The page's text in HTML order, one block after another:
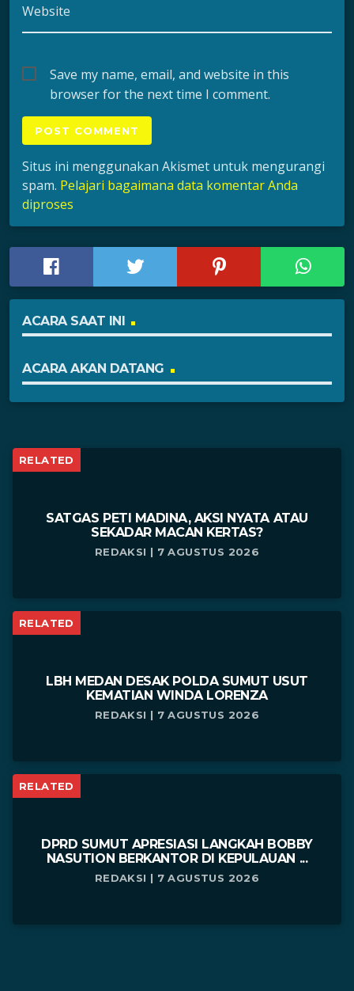
Website
Save my name, email, and website in this
browser for the next time I comment.
Situs ini menggunakan Akismet untuk mengurangi
spam. Pelajari bagaimana data komentar Anda
diproses
ACARA SAAT INI
ACARA AKAN DATANG
RELATED
SATGAS PETI MADINA, AKSI NYATA ATAU
SEKADAR MACAN KERTAS?
REDAKSI | 7 AGUSTUS 2026
RELATED
LBH MEDAN DESAK POLDA SUMUT USUT
KEMATIAN WINDA LORENZA
REDAKSI | 7 AGUSTUS 2026
RELATED
DPRD SUMUT APRESIASI LANGKAH BOBBY
NASUTION BERKANTOR DI KEPULAUAN ...
REDAKSI | 7 AGUSTUS 2026